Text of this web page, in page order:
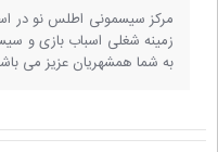
مرکز سیسمونی اطلس نو در
زمینه شغلی اسباب بازی و
به شما همشهریان عزیز می